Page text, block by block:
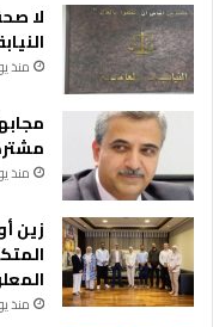
لا
منذ
منذ
زين
منذ